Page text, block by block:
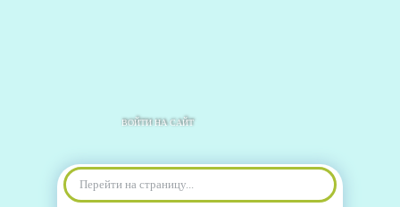
ВОЙТИ НА САЙТ
Перейти на страницу...